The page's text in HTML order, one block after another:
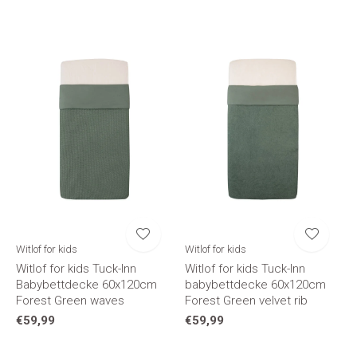
Witlof for kids
Witlof for kids Tuck-Inn
Babybettdecke 60x120cm
Forest Green waves
€59,99
Witlof for kids
Witlof for kids Tuck-Inn
babybettdecke 60x120cm
Forest Green velvet rib
€59,99